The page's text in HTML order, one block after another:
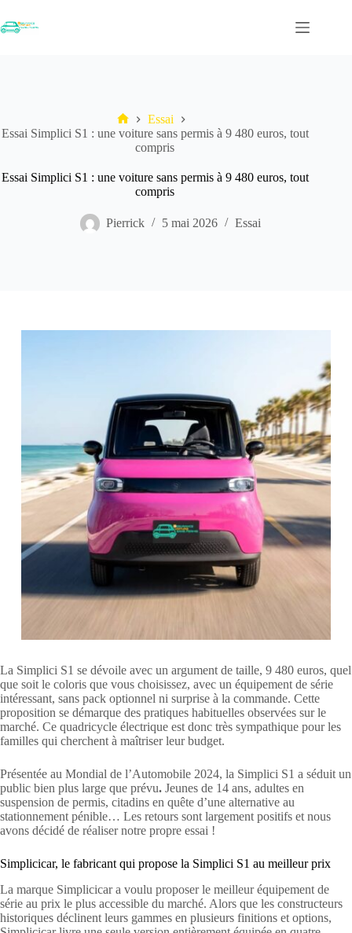
au
contenu
Accueil
Essai
Essai Simplici S1 : une voiture sans permis à 9 480 euros, tout
compris
Essai Simplici S1 : une voiture sans permis à 9 480 euros, tout
compris
Pierrick 5 mai 2026 Essai
La Simplici S1 se dévoile avec un argument de taille, 9 480 euros, quel
que soit le coloris que vous choisissez, avec un équipement de série
intéressant, sans pack optionnel ni surprise à la commande. Cette
proposition se démarque des pratiques habituelles observées sur le
marché. Ce quadricycle électrique est donc très sympathique pour les
familles qui cherchent à maîtriser leur budget.
Présentée au Mondial de l’Automobile 2024, la Simplici S1 a séduit un
public bien plus large que prévu. Jeunes de 14 ans, adultes en
suspension de permis, citadins en quête d’une alternative au
stationnement pénible… Les retours sont largement positifs et nous
avons décidé de réaliser notre propre essai !
Simplicicar, le fabricant qui propose la Simplici S1 au meilleur prix
La marque Simplicicar a voulu proposer le meilleur équipement de
série au prix le plus accessible du marché. Alors que les constructeurs
historiques déclinent leurs gammes en plusieurs finitions et options,